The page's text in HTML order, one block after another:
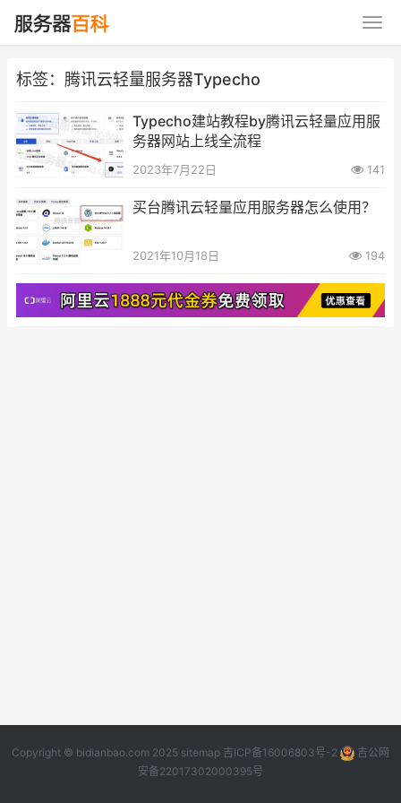
标签：腾讯云轻量服务器Typecho
Typecho建站教程by腾讯云轻量应用服
务器网站上线全流程
2023年7月22日 141
买台腾讯云轻量应用服务器怎么使用？
2021年10月18日 194
Copyright © bidianbao.com 2025 sitemap 吉ICP备16006803号-2
吉公网
安备22017302000395号